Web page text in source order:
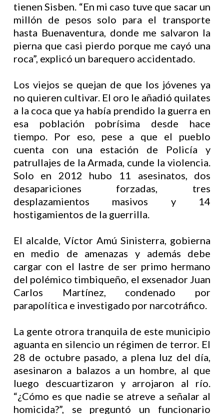
tienen Sisben. “En mi caso tuve que sacar un
millón de pesos solo para el transporte
hasta Buenaventura, donde me salvaron la
pierna que casi pierdo porque me cayó una
roca”, explicó un barequero accidentado.
Los viejos se quejan de que los jóvenes ya
no quieren cultivar. El oro le añadió quilates
a la coca que ya había prendido la guerra en
esa población pobrísima desde hace
tiempo. Por eso, pese a que el pueblo
cuenta con una estación de Policía y
patrullajes de la Armada, cunde la violencia.
Solo en 2012 hubo 11 asesinatos, dos
desapariciones forzadas, tres
desplazamientos masivos y 14
hostigamientos de la guerrilla.
El alcalde, Víctor Amú Sinisterra, gobierna
en medio de amenazas y además debe
cargar con el lastre de ser primo hermano
del polémico timbiqueño, el exsenador Juan
Carlos Martínez, condenado por
parapolítica e investigado por narcotráfico.
La gente otrora tranquila de este municipio
aguanta en silencio un régimen de terror. El
28 de octubre pasado, a plena luz del día,
asesinaron a balazos a un hombre, al que
luego descuartizaron y arrojaron al río.
“¿Cómo es que nadie se atreve a señalar al
homicida?”, se preguntó un funcionario